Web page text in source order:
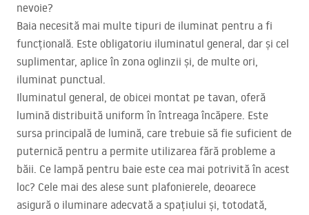
nevoie?
Baia necesită mai multe tipuri de iluminat pentru a fi
funcțională. Este obligatoriu iluminatul general, dar și cel
suplimentar, aplice în zona oglinzii și, de multe ori,
iluminat punctual.
Iluminatul general, de obicei montat pe tavan, oferă
lumină distribuită uniform în întreaga încăpere. Este
sursa principală de lumină, care trebuie să fie suficient de
puternică pentru a permite utilizarea fără probleme a
băii. Ce lampă pentru baie este cea mai potrivită în acest
loc? Cele mai des alese sunt plafonierele, deoarece
asigură o iluminare adecvată a spațiului și, totodată,